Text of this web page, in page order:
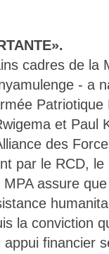
cadres de la
- a
et Paul
des
par le RCD,
assure
la conviction
financier